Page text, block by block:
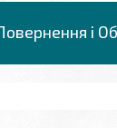
і